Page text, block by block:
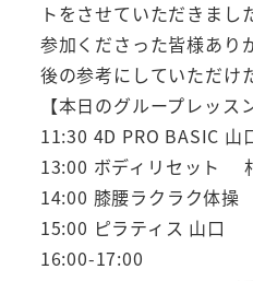
トをさせていただきまし
参加くださった皆様あり
後の参考にしていただけ
【本日のグループレッ
11:30 4D PRO BASIC 山
13:00 ボディリセット
14:00 膝腰ラクラク体
15:00 ピラティス 山口
16:00-17:00